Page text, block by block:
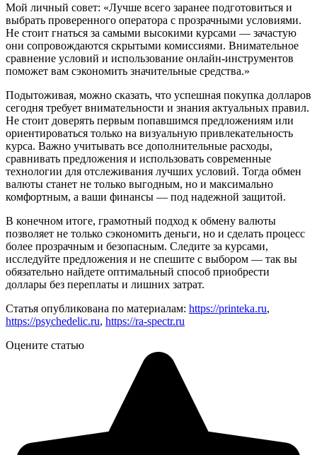
Мой личный совет: «Лучше всего заранее подготовиться и
выбрать проверенного оператора с прозрачными условиями.
Не стоит гнаться за самыми высокими курсами — зачастую
они сопровождаются скрытыми комиссиями. Внимательное
сравнение условий и использование онлайн-инструментов
поможет вам сэкономить значительные средства.»
Подытоживая, можно сказать, что успешная покупка долларов
сегодня требует внимательности и знания актуальных правил.
Не стоит доверять первым попавшимся предложениям или
ориентироваться только на визуальную привлекательность
курса. Важно учитывать все дополнительные расходы,
сравнивать предложения и использовать современные
технологии для отслеживания лучших условий. Тогда обмен
валюты станет не только выгодным, но и максимально
комфортным, а ваши финансы — под надежной защитой.
В конечном итоге, грамотный подход к обмену валюты
позволяет не только сэкономить деньги, но и сделать процесс
более прозрачным и безопасным. Следите за курсами,
исследуйте предложения и не спешите с выбором — так вы
обязательно найдете оптимальный способ приобрести
доллары без переплаты и лишних затрат.
Статья опубликована по материалам: https://printeka.ru,
https://psychedelic.ru, https://ra-spectr.ru
Оцените статью